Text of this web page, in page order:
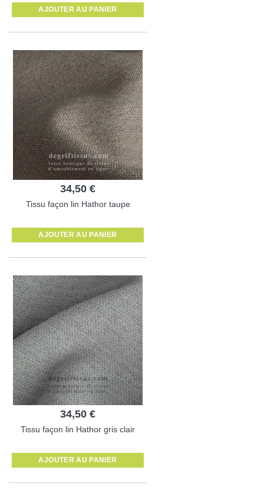
AJOUTER AU PANIER
34,50 €
Tissu façon lin Hathor taupe
AJOUTER AU PANIER
34,50 €
Tissu façon lin Hathor gris clair
AJOUTER AU PANIER